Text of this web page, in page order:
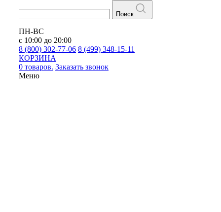
Поиск
ПН-ВС
с 10:00 до 20:00
8 (800) 302-77-06 8 (499) 348-15-11
КОРЗИНА
0 товаров. Заказать звонок
Меню